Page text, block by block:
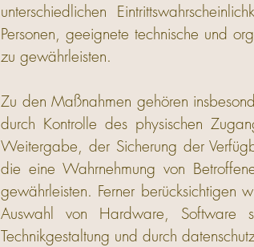
unterschiedlichen
Personen, geeignete technische und
zu gewährleisten.
Zu den Maßnahmen gehören
durch Kontrolle des physischen
Weitergabe, der Sicherung der
die eine Wahrnehmung von
gewährleisten. Ferner berücksichtigen
Auswahl von Hardware, Software
Technikgestaltung und durch